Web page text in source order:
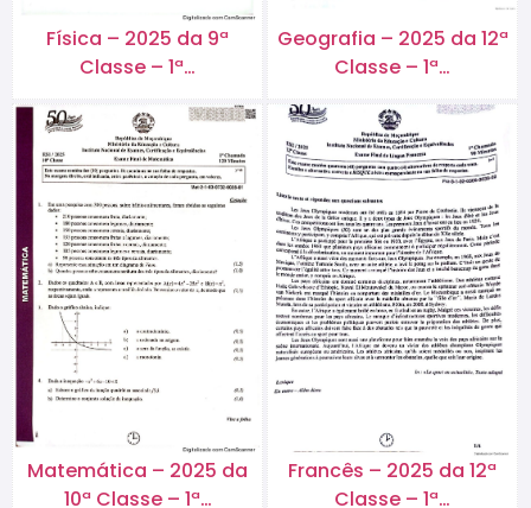
Física – 2025 da 9ª
Classe – 1ª…
Geografia – 2025 da 12ª
Classe – 1ª…
Matemática – 2025 da
10ª Classe – 1ª…
Francês – 2025 da 12ª
Classe – 1ª…